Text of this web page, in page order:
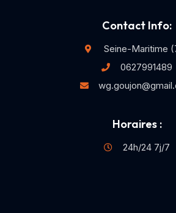
Contact Info:
Seine-Maritime
0627991489
Horaires :
24h/24 7j/7